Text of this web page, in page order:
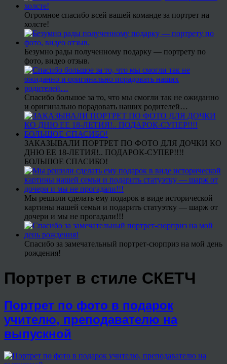
Огромное спасибо всей вашей команде за портрет на
холсте!
Безумно рады полученному подарку — портрету по
фото, видео отзыв.
Спасибо большое за то, что мы смогли так не ожиданно
и оригинально порадовать наших родителей…
ЗАКАЗЫВАЛИ ПОРТРЕТ ПО ФОТО ДЛЯ ДОЧКИ КО
ДНЮ ЕЕ 18-ЛЕТИЯ!.. ПОДАРОК-СУПЕР!!!!
БОЛЬШОЕ СПАСИБО!
Мы решили сделать ему подарок в виде исторической
картины нашей семьи и подарить статуэтку — шарж от
дочери и мы не прогадали!!!
Спасибо за замечательный портрет-сюрприз на мой день
рождения!
Портрет в стиле СКЕТЧ
Портрет по фото в подарок
учителю, преподавателю на
выпускной